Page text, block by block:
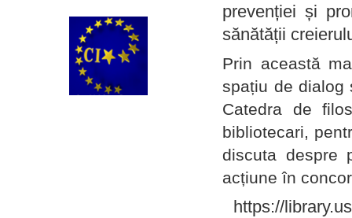
prevenției și
sănătății
Prin această
spațiu de dialog
Catedra de
bibliotecari,
discuta despre
acțiune în
https://